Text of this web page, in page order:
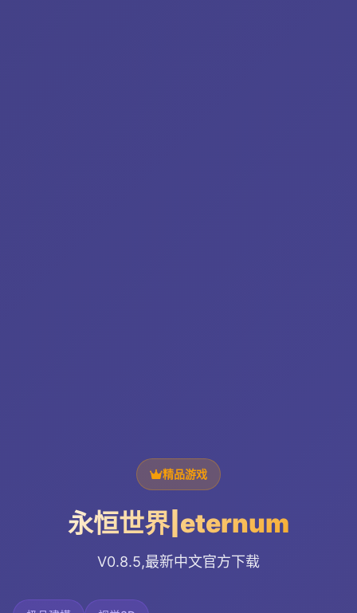
精品游戏
永恒世界|eternum
V0.8.5,最新中文官方下载